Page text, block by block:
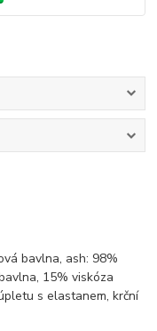
bavlna, ash: 98%
, 15%viskóza
s elastanem,krční